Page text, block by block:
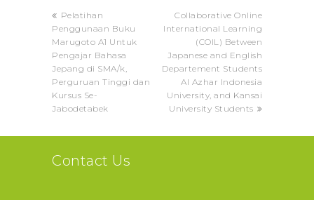
previous
post:
Pelatihan
Penggunaan Buku
Marugoto A1 Untuk
Pengajar Bahasa
Jepang di SMA/k,
Perguruan Tinggi dan
Kursus Se-
Jabodetabek
next
post:
Collaborative Online
International Learning
(COIL) Between
Japanese and English
Departement Students
Al Azhar Indonesia
University, and Kansai
University Students
Contact Us